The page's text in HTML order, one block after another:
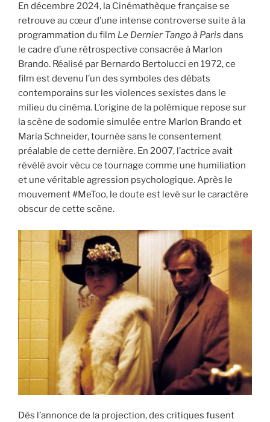
En décembre 2024, la Cinémathèque française se
retrouve au cœur d’une intense controverse suite à la
programmation du film Le Dernier Tango à Paris dans
le cadre d’une rétrospective consacrée à Marlon
Brando. Réalisé par Bernardo Bertolucci en 1972, ce
film est devenu l’un des symboles des débats
contemporains sur les violences sexistes dans le
milieu du cinéma. L’origine de la polémique repose sur
la scène de sodomie simulée entre Marlon Brando et
Maria Schneider, tournée sans le consentement
préalable de cette dernière. En 2007, l’actrice avait
révélé avoir vécu ce tournage comme une humiliation
et une véritable agression psychologique. Après le
mouvement #MeToo, le doute est levé sur le caractère
obscur de cette scène.
Dès l’annonce de la projection, des critiques fusent